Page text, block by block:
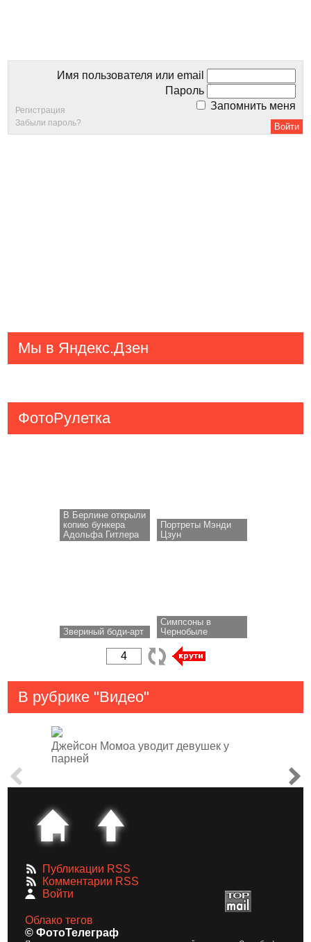
Имя пользователя или email
Пароль
Запомнить меня
Регистрация
Забыли пароль?
Мы в Яндекс.Дзен
ФотоРулетка
В Берлине открыли
копию бункера
Адольфа Гитлера
Портреты Мэнди
Цзун
Звериный боди-арт
Симпсоны в
Чернобыле
В рубрике "Видео"
Джейсон Момоа уводит девушек у
парней
Публикации RSS
Комментарии RSS
Войти
Облако тегов
© ФотоТелеграф